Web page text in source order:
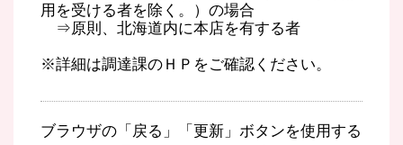
用を受ける者を除く。）の場合
⇒原則、北海道内に本店を有する者
※詳細は調達課のＨＰをご確認ください。
ブラウザの「戻る」「更新」ボタンを使用する